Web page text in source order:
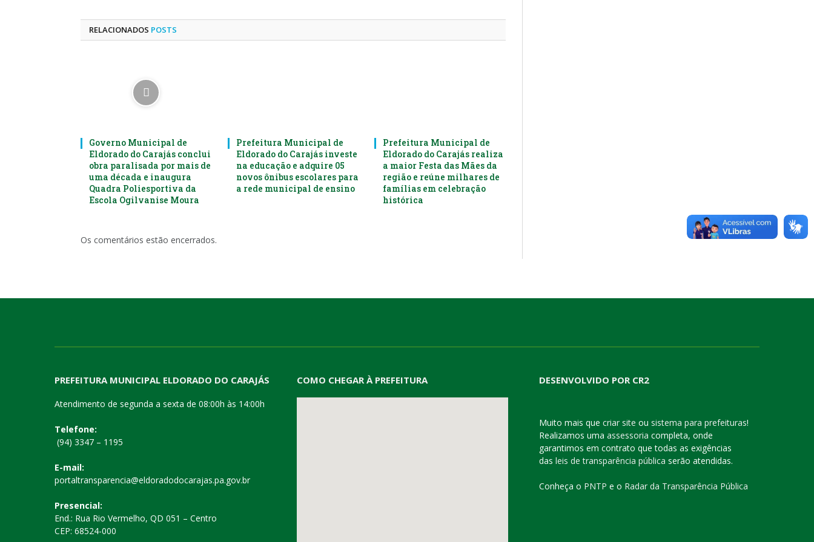
RELACIONADOS POSTS
Governo Municipal de
Eldorado do Carajás conclui
obra paralisada por mais de
uma década e inaugura
Quadra Poliesportiva da
Escola Ogilvanise Moura
Prefeitura Municipal de
Eldorado do Carajás investe
na educação e adquire 05
novos ônibus escolares para
a rede municipal de ensino
Prefeitura Municipal de
Eldorado do Carajás realiza
a maior Festa das Mães da
região e reúne milhares de
famílias em celebração
histórica
Os comentários estão encerrados.
PREFEITURA MUNICIPAL ELDORADO DO CARAJÁS
Atendimento de segunda a sexta de 08:00h às 14:00h
Telefone:
(94) 3347 – 1195
E-mail:
portaltransparencia@eldoradodocarajas.pa.gov.br
Presencial:
End.: Rua Rio Vermelho, QD 051 – Centro
CEP: 68524-000
COMO CHEGAR À PREFEITURA DESENVOLVIDO POR CR2
Muito mais que criar site ou sistema para prefeituras!
Realizamos uma assessoria completa, onde
garantimos em contrato que todas as exigências
das leis de transparência pública serão atendidas.
Conheça o PNTP e o Radar da Transparência Pública